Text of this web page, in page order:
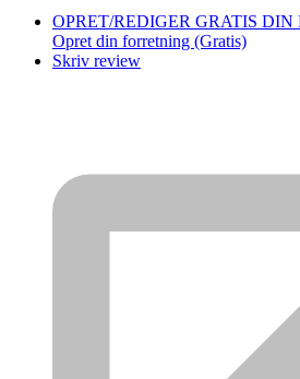
OPRET/REDIGER GRATIS DIN
Opret din forretning (Gratis)
Skriv review